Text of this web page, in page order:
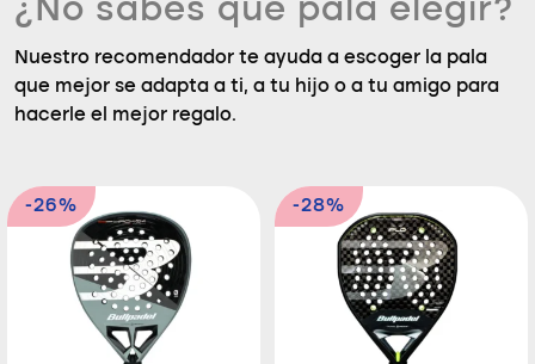
¿No sabes qué pala elegir?
Nuestro recomendador te ayuda a escoger la pala
que mejor se adapta a ti, a tu hijo o a tu amigo para
hacerle el mejor regalo.
-26% -28%